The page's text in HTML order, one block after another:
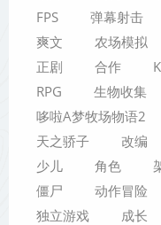
FPS
弹幕射击
爽文
农场模拟
正剧
合作
RPG
生物收集
哆啦A梦牧场物语2
天之骄子
改编
少儿
角色
僵尸
动作冒险
独立游戏
成长